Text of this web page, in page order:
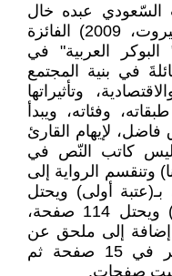
السّعودي عبده خال
(منشورات دار الجمل، بغداد – بيروت، 2009) الفائزة
البوكر العربية" في
الهائلةَ في بنية المجتمع
وتأثيراتها
وفئاته، ويبدأ
فاضل، لإيهام القارئ
كاتب النّص في
وتنقسم الرواية إلى
بـ(عتبة أولى) ويحتل
263صفحة والثاني ب_(عتبة ثانية) ويحتل 114 صفحة،
في 14 صفحة، إضافة إلى ملحق عن
بغايا القصر سُمي بـ(نساء) القصر في 15 صفحة ثم
ست صفحات.